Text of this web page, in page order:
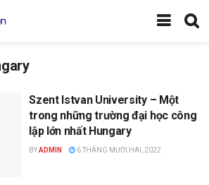
Szent Istvan University – Một
trong những trường đại học công
lập lớn nhất Hungary
BYADMIN 6 THÁNG MƯỜI HAI, 2022